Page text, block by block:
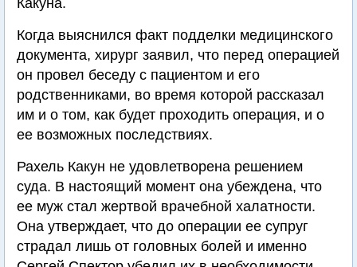
Какуна.
Когда выяснился факт подделки медицинского
документа, хирург заявил, что перед операцией
он провел беседу с пациентом и его
родственниками, во время которой рассказал
им и о том, как будет проходить операция, и о
ее возможных последствиях.
Рахель Какун не удовлетворена решением
суда. В настоящий момент она убеждена, что
ее муж стал жертвой врачебной халатности.
Она утверждает, что до операции ее супруг
страдал лишь от головных болей и именно